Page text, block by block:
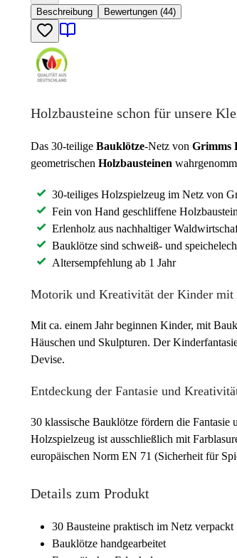
Beschreibung Bewertungen (44)
Holzbausteine schon für unsere
Das 30-teilige Bauklötze-Netz von Grimms
geometrischen Holzbausteinen
30-teiliges Holzspielzeug im Netz von
Fein von Hand geschliffene
Erlenholz aus nachhaltiger
Bauklötze sind schweiß- und
Altersempfehlung ab 1 Jahr
Motorik und Kreativität der Kinder mit
Mit ca. einem Jahr beginnen Kinder, mit
Häuschen und Skulpturen. Der
Devise.
Entdeckung der Fantasie und
30 klassische Bauklötze fördern die
Holzspielzeug ist ausschließlich mit
europäischen Norm EN 71 (Sicherheit für
Details zum Produkt
30 Bausteine praktisch im Netz verpackt
Bauklötze handgearbeitet